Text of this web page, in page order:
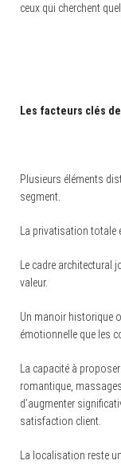
ceux qui cherchent
Les facteurs clés
Plusieurs éléments
segment.
La privatisation totale
Le cadre architectural
valeur.
Un manoir historique
émotionnelle que les
La capacité à
romantique,
d’augmenter
satisfaction client.
La localisation reste